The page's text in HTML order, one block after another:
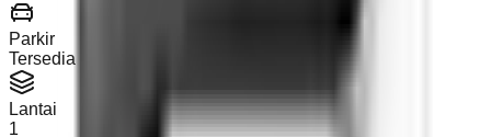
Parkir
Tersedia
Lantai
1